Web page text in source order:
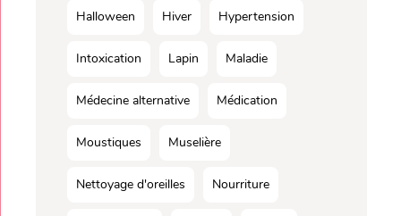
Halloween Hiver Hypertension
Intoxication Lapin Maladie
Médecine alternative Médication
Moustiques Muselière
Nettoyage d'oreilles Nourriture